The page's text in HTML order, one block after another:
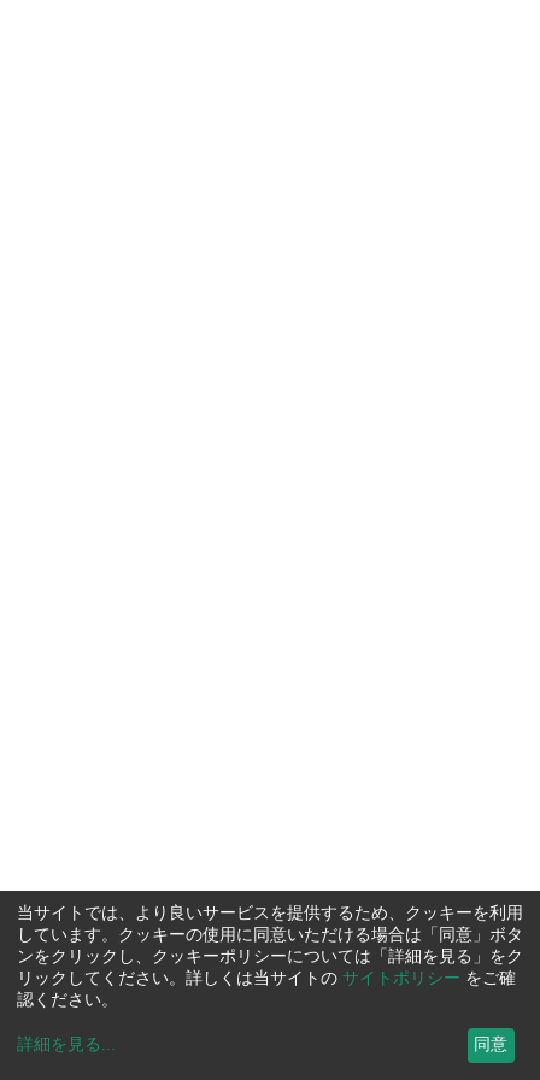
当サイトでは、より良いサービスを提供するため、クッキーを利用
しています。クッキーの使用に同意いただける場合は「同意」ボタ
ンをクリックし、クッキーポリシーについては「詳細を見る」をク
リックしてください。詳しくは当サイトの サイトポリシー をご確
認ください。
詳細を見る ... 同意